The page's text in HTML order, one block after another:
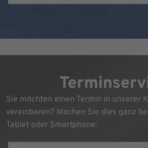
Sie möchten einen Termin in unserer
vereinbaren? Machen Sie dies ganz
Tablet oder Smartphone: